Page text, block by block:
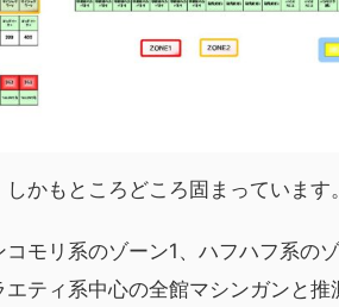
かもところどころ固まっています。
モリ系のゾーン1、ハフハフ系の
ティ系中心の全館マシンガンと推